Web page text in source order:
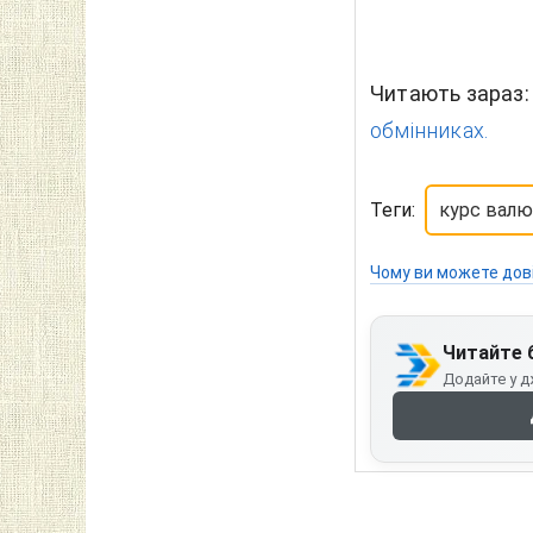
Читають зараз:
обмінниках.
Теги: курс
Чому ви можете
Читайте
Додайте у